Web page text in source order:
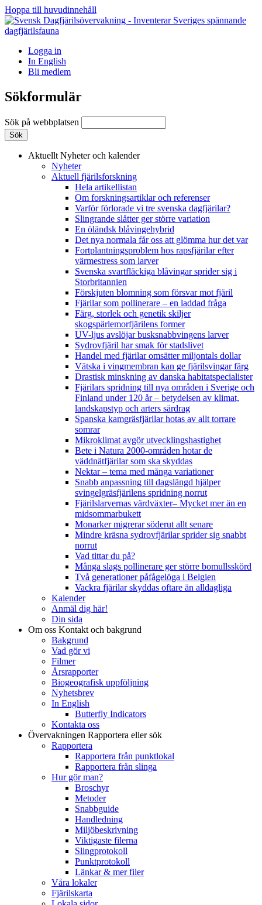
Hoppa till huvudinnehåll
Logga in
In English
Bli medlem
Sökformulär
Sök på webbplatsen
Aktuellt Nyheter och kalender
Nyheter
Aktuell fjärilsforskning
Hela artikellistan
Om forskningsartiklar och referenser
Varför förlorade vi tre svenska dagfjärilar?
Slingrande slåtter ger större variation
En öländsk blåvingehybrid
Det nya normala får oss att glömma hur det var
Fortplantningsproblem hos rapsfjärilar efter
värmestress som larver
Svenska svartfläckiga blåvingar sprider sig i
Storbritannien
Förskjuten blomning som försvar mot fjäril
Fjärilar som pollinerare – en laddad fråga
Färg, storlek och genetik skiljer
skogspärlemorfjärilens former
UV-ljus avslöjar busksnabbvingens larver
Sydrovfjäril har smak för stadslivet
Handel med fjärilar omsätter miljontals dollar
Vätska i vingmembran kan ge fjärilsvingar färg
Drastisk minskning av danska habitatspecialister
Fjärilars spridning till nya områden i Sverige och
Finland under 120 år– betydelsen av klimat,
landskapstyp och arters särdrag
Spanska kamgräsfjärilar hotas av allt torrare
somrar
Mikroklimat avgör utvecklingshastighet
Bete i Natura 2000-områden hotar de
väddnätfjärilar som ska skyddas
Nektar – tema med många variationer
Snabb anpassning till dagslängd hjälper
svingelgräsfjärilens spridning norrut
Fjärilslarvernas värdväxter– Mycket mer än en
midsommarbukett
Monarker migrerar söderut allt senare
Mindre kräsna sydrovfjärilar sprider sig snabbt
norrut
Vad tittar du på?
Många slags pollinerare ger större bomullsskörd
Två generationer påfågelöga i Belgien
Vackra fjärilar skyddas oftare än alldagliga
Kalender
Anmäl dig här!
Din sida
Om oss Kontakt och bakgrund
Bakgrund
Vad gör vi
Filmer
Årsrapporter
Biogeografisk uppföljning
Nyhetsbrev
In English
Butterfly Indicators
Kontakta oss
Övervakningen Rapportera eller sök
Rapportera
Rapportera från punktlokal
Rapportera från slinga
Hur gör man?
Broschyr
Metoder
Snabbguide
Handledning
Miljöbeskrivning
Viktigaste filerna
Slingprotokoll
Punktprotokoll
Länkar & mer filer
Våra lokaler
Fjärilskarta